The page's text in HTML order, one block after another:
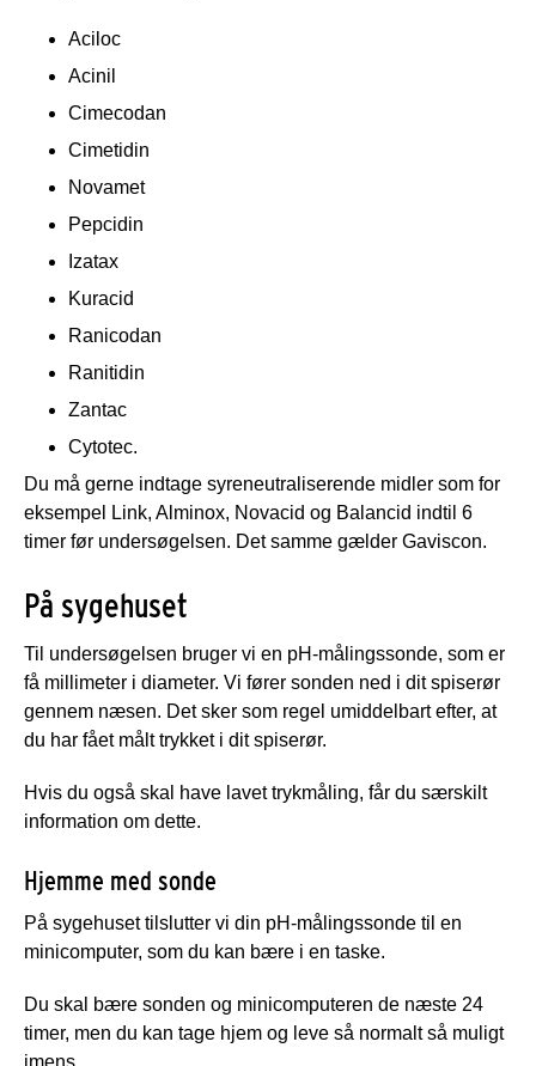
Aciloc
Acinil
Cimecodan
Cimetidin
Novamet
Pepcidin
Izatax
Kuracid
Ranicodan
Ranitidin
Zantac
Cytotec.
Du må gerne indtage syreneutraliserende midler som for
eksempel Link, Alminox, Novacid og Balancid indtil 6
timer før undersøgelsen. Det samme gælder Gaviscon.
På sygehuset
Til undersøgelsen bruger vi en pH-målingssonde, som er
få millimeter i diameter. Vi fører sonden ned i dit spiserør
gennem næsen. Det sker som regel umiddelbart efter, at
du har fået målt trykket i dit spiserør.
Hvis du også skal have lavet trykmåling, får du særskilt
information om dette.
Hjemme med sonde
På sygehuset tilslutter vi din pH-målingssonde til en
minicomputer, som du kan bære i en taske.
Du skal bære sonden og minicomputeren de næste 24
timer, men du kan tage hjem og leve så normalt så muligt
imens.